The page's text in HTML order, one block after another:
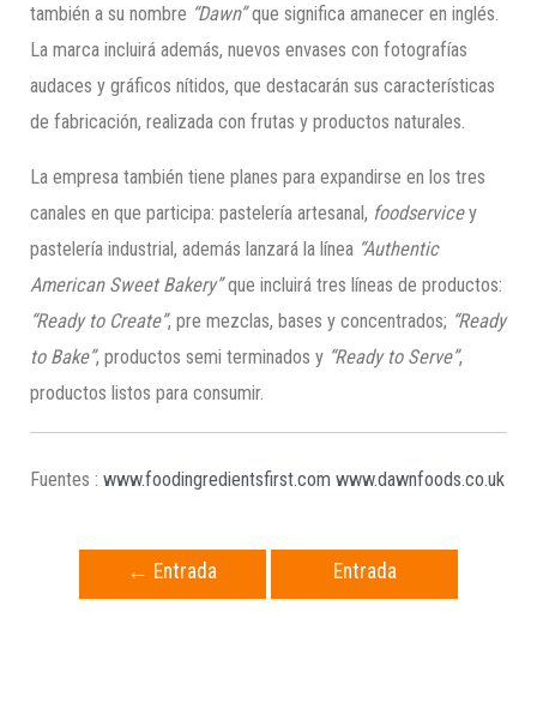
también a su nombre “Dawn”que significa amanecer en inglés.
La marca incluirá además, nuevos envases con fotografías
audaces y gráficos nítidos, que destacarán sus características
de fabricación, realizada con frutas y productos naturales.
La empresa también tiene planes para expandirse en los tres
canales en que participa: pastelería artesanal, foodservicey
pastelería industrial, además lanzará la línea “Authentic
American Sweet Bakery”que incluirá tres líneas de productos:
“Ready to Create”, pre mezclas, bases y concentrados; “Ready
to Bake”, productos semi terminados y “Ready to Serve”,
productos listos para consumir.
Fuentes : www.foodingredientsfirst.com www.dawnfoods.co.uk
← Entrada
Entrada